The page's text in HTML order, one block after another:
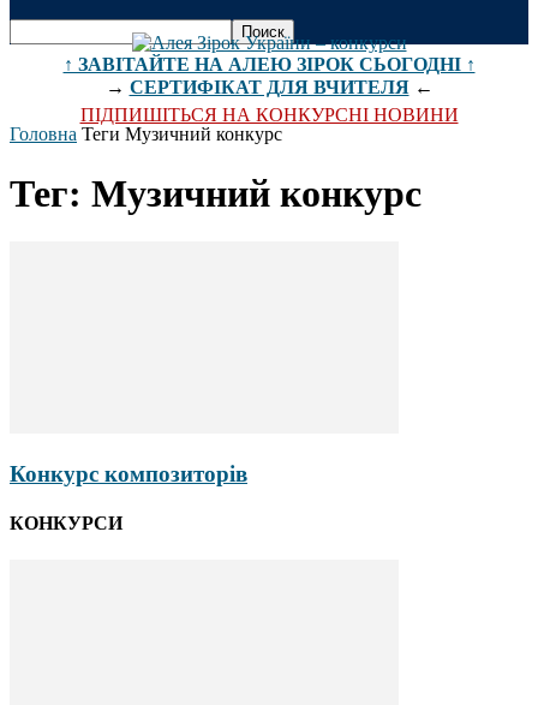
↑ ЗАВІТАЙТЕ НА АЛЕЮ ЗІРОК СЬОГОДНІ ↑
→ СЕРТИФІКАТ ДЛЯ ВЧИТЕЛЯ←
ПІДПИШІТЬСЯ НА КОНКУРСНІ НОВИНИ
Головна Теги Музичний конкурс
Тег: Музичний конкурс
Конкурс композиторів
КОНКУРСИ